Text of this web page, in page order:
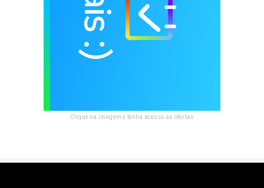
Clique na imagem e tenha acesso as ofertas